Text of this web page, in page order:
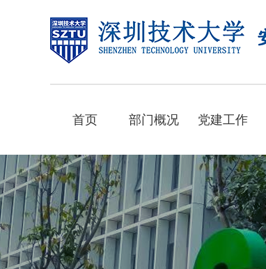
首页 部门概况 党建工作